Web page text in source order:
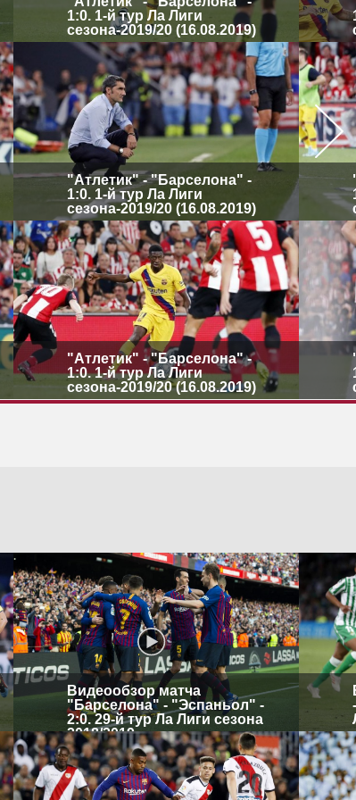
1:0. 1-й тур Ла Лиги
сезона-2019/20 (16.08.2019)
"Атлетик" - "Барселона" -
1:0. 1-й тур Ла Лиги
сезона-2019/20 (16.08.2019)
"Атлетик" - "Барселона" -
1:0. 1-й тур Ла Лиги
сезона-2019/20 (16.08.2019)
Видеообзор матча
"Барселона" - "Эспаньол" -
2:0. 29-й тур Ла Лиги сезона
2018/2019